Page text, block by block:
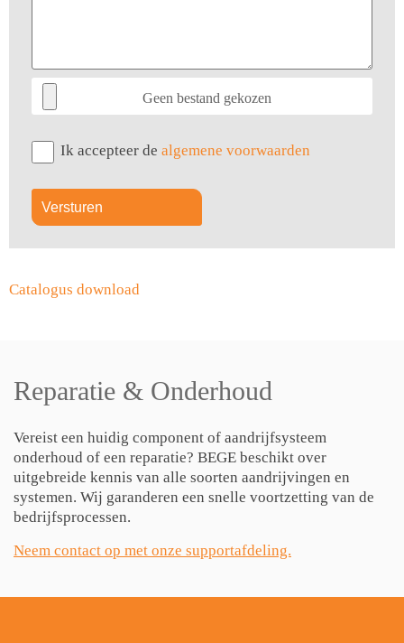
Geen bestand gekozen
Ik accepteer dealgemene voorwaarden
Catalogus download
Reparatie & Onderhoud
Vereist een huidig component of aandrijfsysteem
onderhoud of een reparatie? BEGE beschikt over
uitgebreide kennis van alle soorten aandrijvingen en
systemen. Wij garanderen een snelle voortzetting van de
bedrijfsprocessen.
Neem contact op met onze supportafdeling.